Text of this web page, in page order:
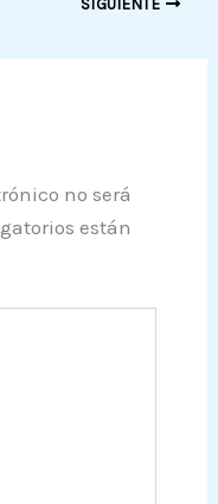
SIGUIENTE
no será
están